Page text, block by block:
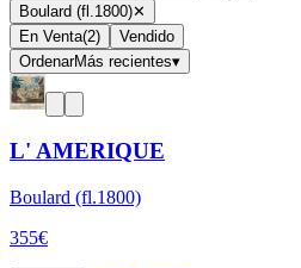
Boulard (fl.1800)✕
En Venta(2)
Vendido
OrdenarMás recientes▾
L' AMERIQUE
Boulard (fl.1800)
355€